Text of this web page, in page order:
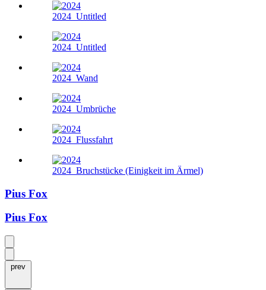
2024 Untitled
2024 Untitled
2024 Wand
2024 Umbrüche
2024 Flussfahrt
2024 Bruchstücke (Einigkeit im Ärmel)
Pius Fox
Pius Fox
prev